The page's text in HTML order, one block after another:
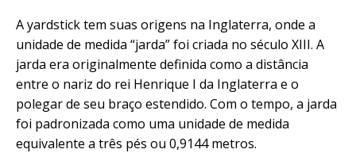
A yardstick tem suas origens na Inglaterra, onde a
unidade de medida “jarda” foi criada no século XIII. A
jarda era originalmente definida como a distância
entre o nariz do rei Henrique I da Inglaterra e o
polegar de seu braço estendido. Com o tempo, a jarda
foi padronizada como uma unidade de medida
equivalente a três pés ou 0,9144 metros.